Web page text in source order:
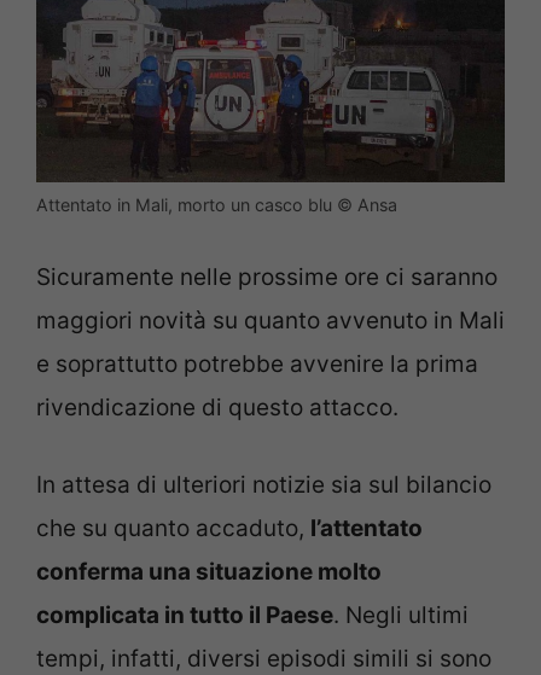
Attentato in Mali, morto un casco blu © Ansa
Sicuramente nelle prossime ore ci saranno
maggiori novità su quanto avvenuto in Mali
e soprattutto potrebbe avvenire la prima
rivendicazione di questo attacco.
In attesa di ulteriori notizie sia sul bilancio
che su quanto accaduto, l’attentato
conferma una situazione molto
complicata in tutto il Paese. Negli ultimi
tempi, infatti, diversi episodi simili si sono